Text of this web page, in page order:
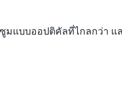
มแบบออปติคัลที่ไกลกว่า